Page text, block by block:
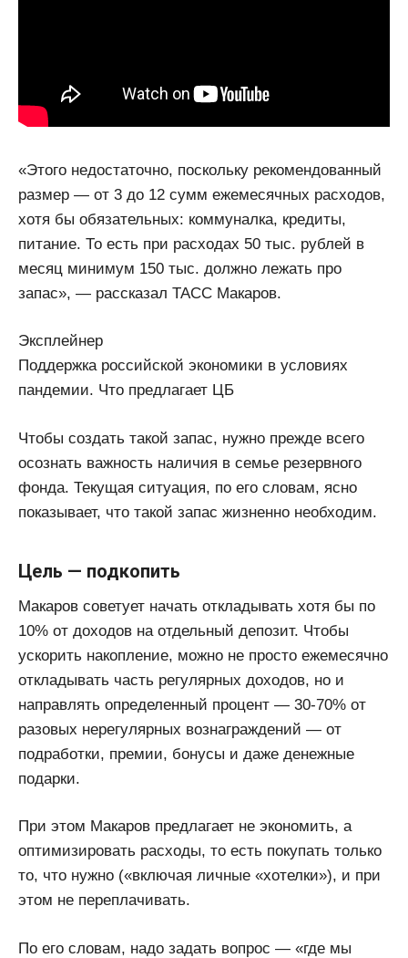
«Этого недостаточно, поскольку рекомендованный
размер — от 3 до 12 сумм ежемесячных расходов,
хотя бы обязательных: коммуналка, кредиты,
питание. То есть при расходах 50 тыс. рублей в
месяц минимум 150 тыс. должно лежать про
запас», — рассказал ТАСС Макаров.
Эксплейнер
Поддержка российской экономики в условиях
пандемии. Что предлагает ЦБ
Чтобы создать такой запас, нужно прежде всего
осознать важность наличия в семье резервного
фонда. Текущая ситуация, по его словам, ясно
показывает, что такой запас жизненно необходим.
Цель — подкопить
Макаров советует начать откладывать хотя бы по
10% от доходов на отдельный депозит. Чтобы
ускорить накопление, можно не просто ежемесячно
откладывать часть регулярных доходов, но и
направлять определенный процент — 30-70% от
разовых нерегулярных вознаграждений — от
подработки, премии, бонусы и даже денежные
подарки.
При этом Макаров предлагает не экономить, а
оптимизировать расходы, то есть покупать только
то, что нужно («включая личные «хотелки»), и при
этом не переплачивать.
По его словам, надо задать вопрос — «где мы